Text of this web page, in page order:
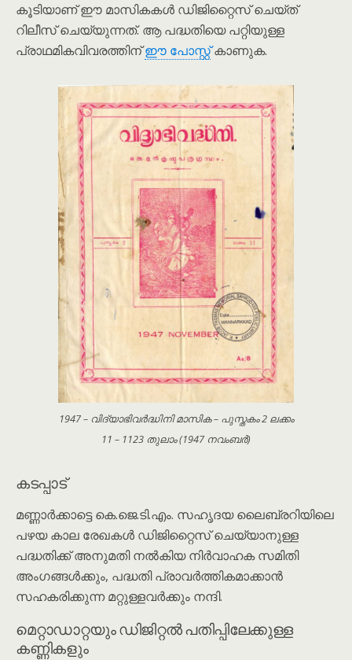
കൂടിയാണ് ഈ മാസികകൾ ഡിജിറ്റൈസ് ചെയ്ത്
റിലീസ് ചെയ്യുന്നത്. ആ പദ്ധതിയെ പറ്റിയുള്ള
പ്രാഥമികവിവരത്തിന്ഈ പോസ്റ്റ്കാണുക.
1947 – വിദ്യാഭിവർദ്ധിനി മാസിക – പുസ്തകം 2 ലക്കം
11 – 1123 തുലാം (1947 നവംബർ)
കടപ്പാട്
മണ്ണാർക്കാട്ടെ കെ.ജെ.ടി.എം. സഹൃദയ ലൈബ്രറിയിലെ
പഴയ കാല രേഖകൾ ഡിജിറ്റൈസ് ചെയ്യാനുള്ള
പദ്ധതിക്ക് അനുമതി നൽകിയ നിര്‍വാഹക സമിതി
അംഗങ്ങൾക്കും, പദ്ധതി പ്രാവർത്തികമാക്കാൻ
സഹകരിക്കുന്ന മറ്റുള്ളവർക്കും നന്ദി.
മെറ്റാഡാറ്റയും ഡിജിറ്റൽ പതിപ്പിലേക്കുള്ള
കണ്ണികളും